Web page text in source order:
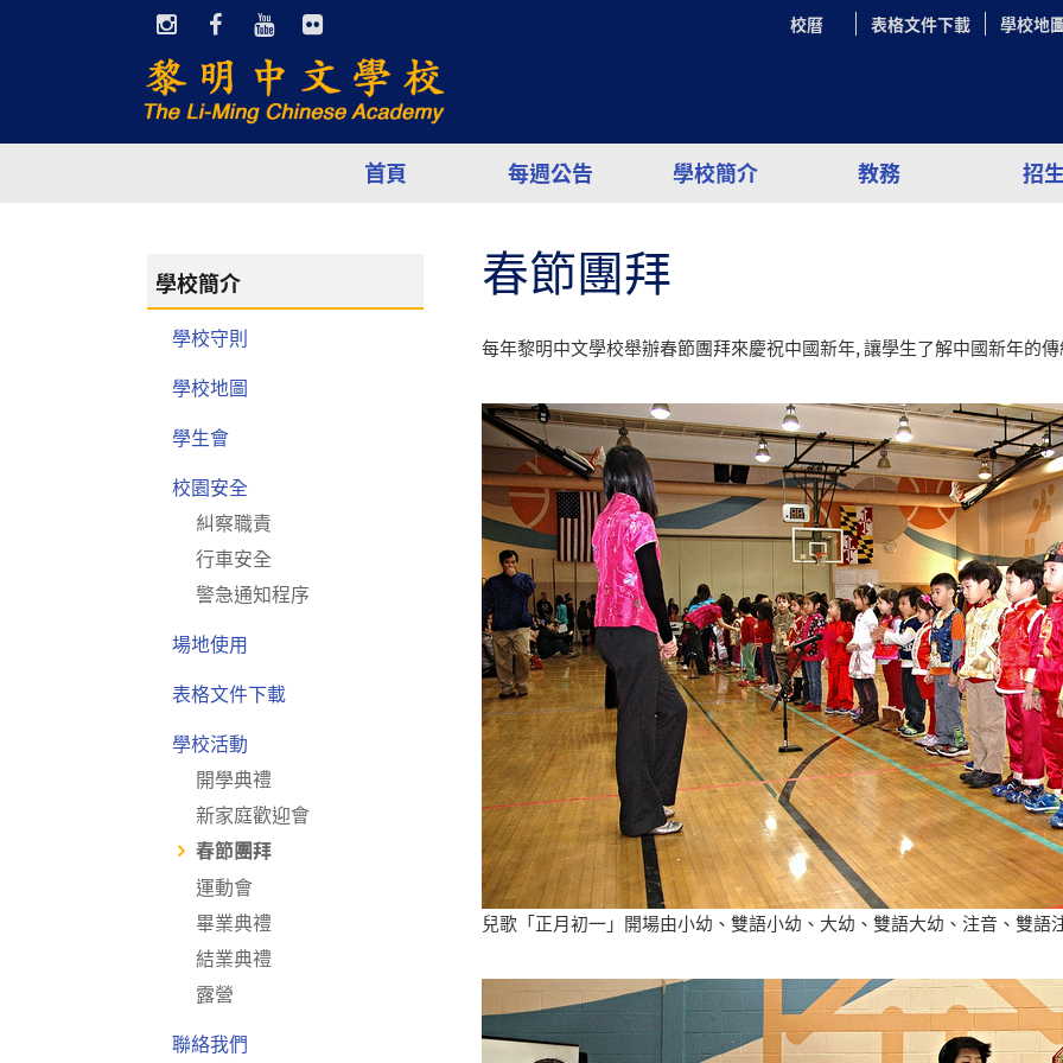
校曆 表格文件下載 學校地
首頁 每週公告 學校簡介 教務 招
學校簡介
學校守則
學校地圖
學生會
校園安全
糾察職責
行車安全
警急通知程序
場地使用
表格文件下載
學校活動
開學典禮
新家庭歡迎會
春節團拜
運動會
畢業典禮
結業典禮
露營
聯絡我們
春節團拜
每年黎明中文學校舉辦春節團拜來慶祝中國新年, 讓學生了解中國新年的
兒歌「正月初一」開場由小幼、雙語小幼、大幼、雙語大幼、注音、雙語